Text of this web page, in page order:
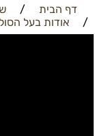
דף הבית /
/
אודות בעל